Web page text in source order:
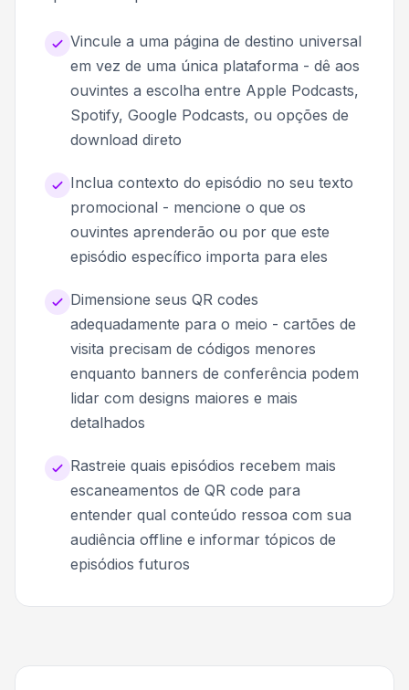
Vincule a uma página de destino universal
em vez de uma única plataforma - dê aos
ouvintes a escolha entre Apple Podcasts,
Spotify, Google Podcasts, ou opções de
download direto
Inclua contexto do episódio no seu texto
promocional - mencione o que os
ouvintes aprenderão ou por que este
episódio específico importa para eles
Dimensione seus QR codes
adequadamente para o meio - cartões de
visita precisam de códigos menores
enquanto banners de conferência podem
lidar com designs maiores e mais
detalhados
Rastreie quais episódios recebem mais
escaneamentos de QR code para
entender qual conteúdo ressoa com sua
audiência offline e informar tópicos de
episódios futuros